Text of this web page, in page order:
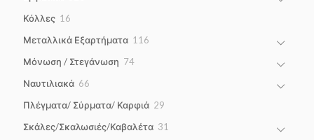
Κόλλες 16
Μεταλλικά Εξαρτήματα 116
Μόνωση / Στεγάνωση 7474
Ναυτιλιακά 66
Πλέγματα/ Σύρματα/ Καρφιά 29
Σκάλες/Σκαλωσιές/Καβαλέτα 31